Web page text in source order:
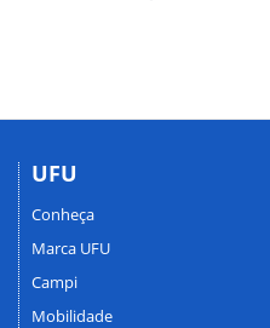
UFU
Conheça
Marca UFU
Campi
Mobilidade